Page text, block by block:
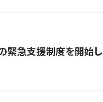
緊急支援制度を開始